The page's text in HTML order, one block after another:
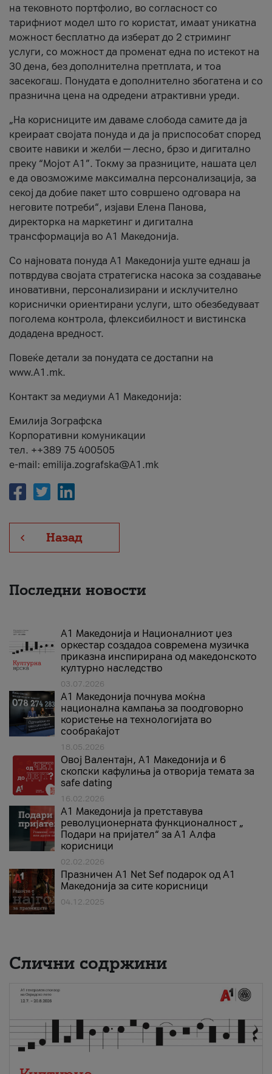
на тековното портфолио, во согласност со
тарифниот модел што го користат, имаат уникатна
можност бесплатно да изберат до 2 стриминг
услуги, со можност да променат една по истекот на
30 дена, без дополнителна претплата, и тоа
засекогаш. Понудата е дополнително збогатена и со
празнична цена на одредени атрактивни уреди.
„На корисниците им даваме слобода самите да ја
креираат својата понуда и да ја приспособат според
своите навики и желби — лесно, брзо и дигитално
преку “Мојот А1”. Токму за празниците, нашата цел
е да овозможиме максимална персонализација, за
секој да добие пакет што совршено одговара на
неговите потреби“, изјави Елена Панова,
директорка на маркетинг и дигитална
трансформација во А1 Македонија.
Со најновата понуда А1 Македонија уште еднаш ја
потврдува својата стратегиска насока за создавање
иновативни, персонализирани и исклучително
кориснички ориентирани услуги, што обезбедуваат
поголема контрола, флексибилност и вистинска
додадена вредност.
Повеќе детали за понудата се достапни на
www.А1.mk.
Контакт за медиуми А1 Македонија:
Емилија Зографска
Корпоративни комуникации
тел. ++389 75 400505
e-mail: emilija.zografska@A1.mk
Назад
Последни новости
А1 Македонија и Националниот џез
оркестар создадоа современа музичка
приказна инспирирана од македонското
културно наследство
03.07.2026
A1 Македонија почнува моќна
национална кампања за поодговорно
користење на технологијата во
сообраќајот
18.05.2026
Овој Валентајн, A1 Македонија и 6
скопски кафулиња ја отворија темата за
safe dating
16.02.2026
А1 Македонија ја претставува
револуционерната функционалност „
Подари на пријател“ за А1 Алфа
корисници
02.02.2026
Празничен A1 Net Sеf подарок од А1
Македонија за сите корисници
04.12.2025
Слични содржини